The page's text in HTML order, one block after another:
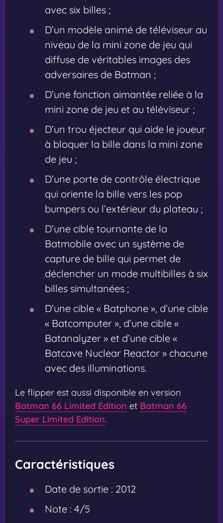
avec six billes ;
D’un modèle animé de téléviseur au
niveau de la mini zone de jeu qui
diffuse de véritables images des
adversaires de Batman ;
D’une fonction aimantée reliée à la
mini zone de jeu et au téléviseur ;
D’un trou éjecteur qui aide le joueur
à bloquer la bille dans la mini zone
de jeu ;
D’une porte de contrôle électrique
qui oriente la bille vers les pop
bumpers ou l’extérieur du plateau ;
D’une cible tournante de la
Batmobile avec un système de
capture de bille qui permet de
déclencher un mode multibilles à six
billes simultanées ;
D’une cible « Batphone », d’une cible
« Batcomputer », d’une cible «
Batanalyzer » et d’une cible «
Batcave Nuclear Reactor » chacune
avec des illuminations.
Le flipper est aussi disponible en version
Batman 66 Limited Edition et Batman 66
Super Limited Edition.
Caractéristiques
Date de sortie : 2012
Note : 4/5